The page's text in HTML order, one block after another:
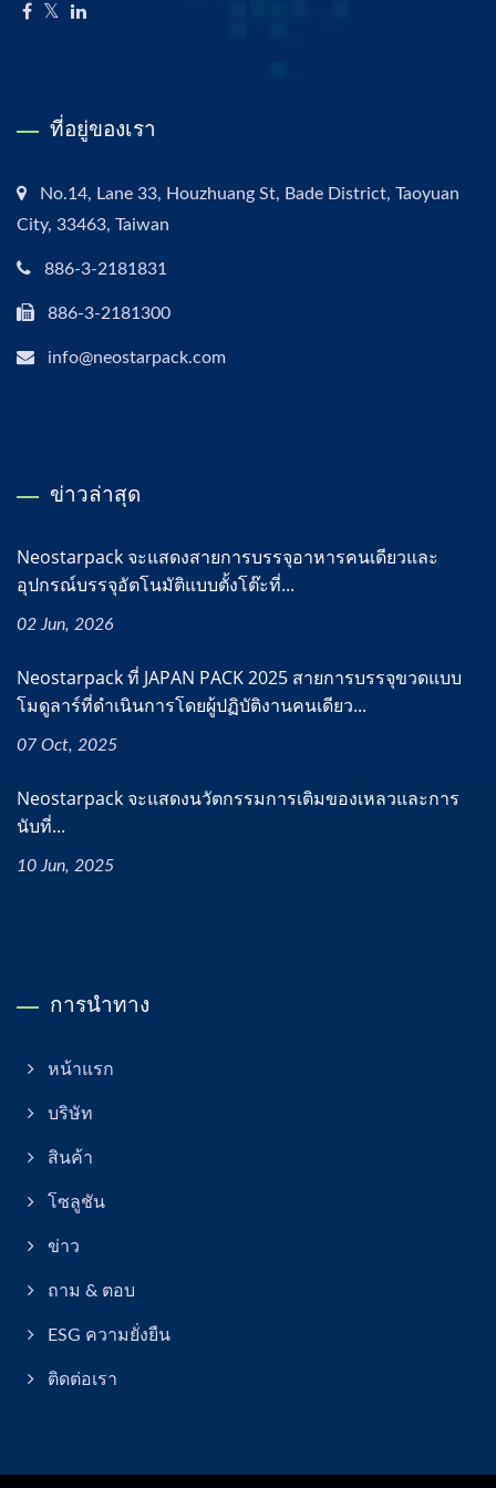
ที่อยู่ของเรา
No.14, Lane 33, Houzhuang St, Bade District, Taoyuan
City, 33463, Taiwan
886-3-2181831
886-3-2181300
info@neostarpack.com
ข่าวล่าสุด
Neostarpack จะแสดงสายการบรรจุอาหารคนเดียวและ
อุปกรณ์บรรจุอัตโนมัติแบบตั้งโต๊ะที่...
02 Jun, 2026
Neostarpack ที่ JAPAN PACK 2025 สายการบรรจุขวดแบบ
โมดูลาร์ที่ดำเนินการโดยผู้ปฏิบัติงานคนเดียว...
07 Oct, 2025
Neostarpack จะแสดงนวัตกรรมการเติมของเหลวและการ
นับที่...
10 Jun, 2025
การนำทาง
หน้าแรก
บริษัท
สินค้า
โซลูชัน
ข่าว
ถาม & ตอบ
ESG ความยั่งยืน
ติดต่อเรา